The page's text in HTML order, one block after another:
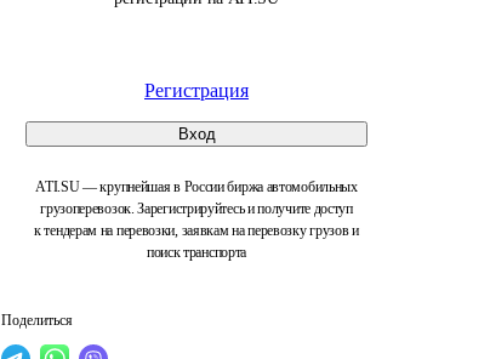
Регистрация
Вход
ATI.SU — крупнейшая в России биржа автомобильных
грузоперевозок. Зарегистрируйтесь и получите доступ
к тендерам на перевозки, заявкам на перевозку грузов и
поиск транспорта
Поделиться